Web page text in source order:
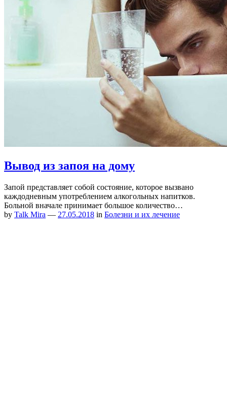
Вывод из запоя на дому
Запой представляет собой состояние, которое вызвано
каждодневным употреблением алкогольных напитков.
Больной вначале принимает большое количество…
by Talk Mira — 27.05.2018 in Болезни и их лечение